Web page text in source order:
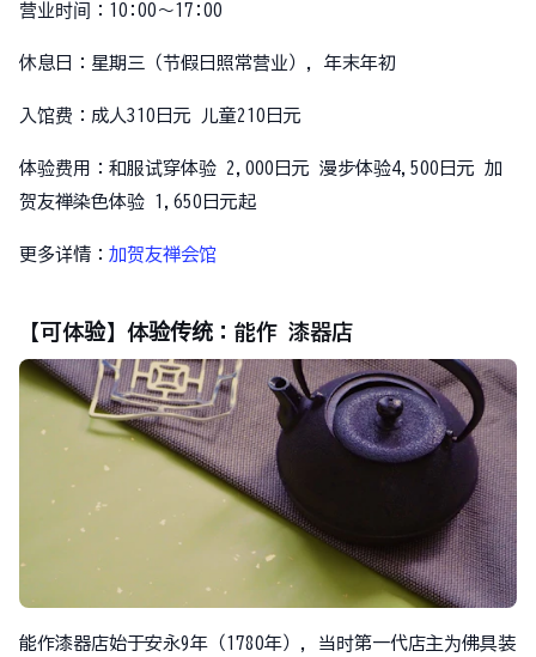
营业时间：10:00～17:00
休息日：星期三（节假日照常营业），年末年初
入馆费：成人310日元 儿童210日元
体验费用：和服试穿体验 2,000日元 漫步体验4,500日元 加
贺友禅染色体验 1,650日元起
更多详情： 加贺友禅会馆
【可体验】体验传统：能作 漆器店
能作漆器店始于安永9年（1780年），当时第一代店主为佛具装